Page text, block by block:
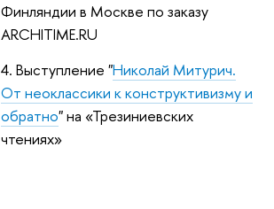
Финляндии в Москве по заказу
ARCHITIME.RU
4. Выступление "Николай Митурич.
От неоклассики к конструктивизму и
обратно" на «Трезиниевских
чтениях»